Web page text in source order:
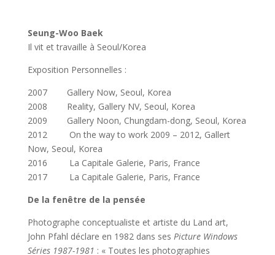
Seung-Woo Baek
Il vit et travaille à Seoul/Korea
Exposition Personnelles :
2007 Gallery Now, Seoul, Korea
2008 Reality, Gallery NV, Seoul, Korea
2009 Gallery Noon, Chungdam-dong, Seoul, Korea
2012 On the way to work 2009 – 2012, Gallert
Now, Seoul, Korea
2016 La Capitale Galerie, Paris, France
2017 La Capitale Galerie, Paris, France
De la fenêtre de la pensée
Photographe conceptualiste et artiste du Land art,
John Pfahl déclare en 1982 dans ses Picture Windows
Séries 1987-1981 : « Toutes les photographies